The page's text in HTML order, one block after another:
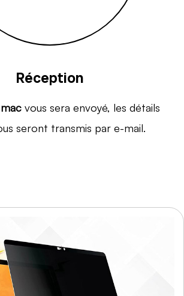
Réception
vous sera envoyé, les détails
seront transmis par e-mail.